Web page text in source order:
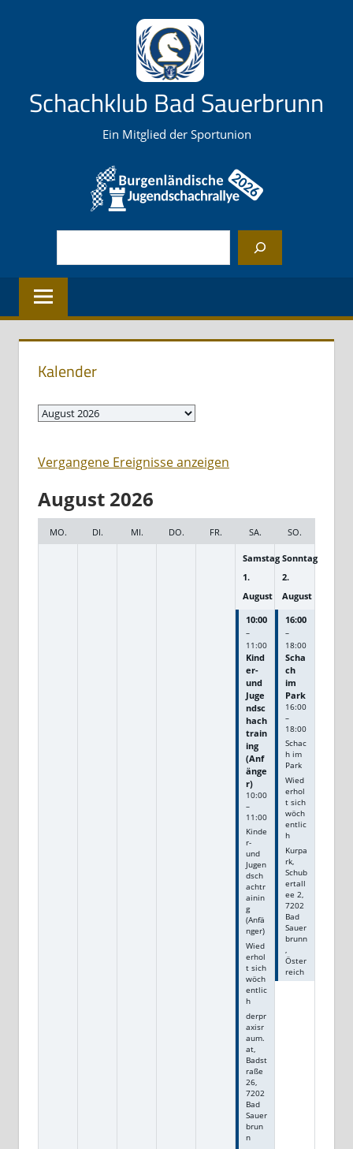
Schachklub Bad Sauerbrunn
Ein Mitglied der Sportunion
Kalender
Auswahl
Monats
Vergangene Ereignisse anzeigen
August 2026
MO. DI. MI. DO. FR. SA. SO.
Samstag
1.
August
10:00
–
11:00
Kind
er-
und
Juge
ndsc
hach
train
ing
(Anf
änge
r)
10:00
–
11:00
Kinde
r-
und
Jugen
dsch
achtr
ainin
g
(Anfä
nger)
Wied
erhol
t sich
wöch
entlic
h
derpr
axisr
aum.
at,
Badst
raße
26,
7202
Bad
Sauer
brun
n
Sonntag
2.
August
16:00
–
18:00
Scha
ch
im
Park
16:00
–
18:00
Schac
h im
Park
Wied
erhol
t sich
wöch
entlic
h
Kurpa
rk,
Schub
ertall
ee 2,
7202
Bad
Sauer
brunn
,
Öster
reich